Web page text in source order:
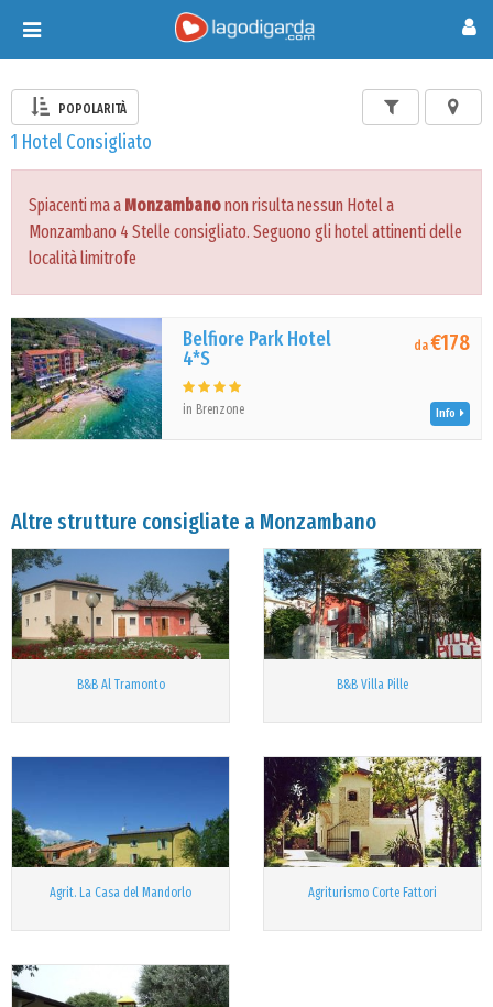
Toggle
navigation
POPOLARITÀ
1 Hotel Consigliato
Spiacenti ma a Monzambanonon risulta nessun Hotel a
Monzambano 4 Stelle consigliato. Seguono gli hotel attinenti delle
località limitrofe
Belfiore Park Hotel
4*S
in Brenzone
da€178
Info
Altre strutture consigliate a Monzambano
B&B Al Tramonto B&B Villa Pille
Agrit. La Casa del Mandorlo Agriturismo Corte Fattori